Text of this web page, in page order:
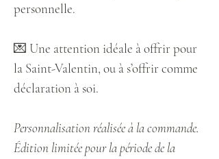
personnelle.
💌 Une attention idéale à offrir pour
la Saint-Valentin, ou à s’offrir comme
déclaration à soi.
Personnalisation réalisée à la commande.
Édition limitée pour la période de la